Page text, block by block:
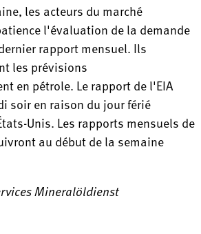
les acteurs du marché
l'évaluation de la demande
rapport mensuel. Ils
les prévisions
en pétrole. Le rapport de l'EIA
soir en raison du jour férié
Unis. Les rapports mensuels de
au début de la semaine
Mineralöldienst